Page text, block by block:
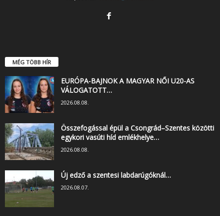
MÉG TÖBB HÍR
EURÓPA-BAJNOK A MAGYAR NŐI U20-AS
VÁLOGATOTT…
2026.08.08.
Összefogással épül a Csongrád–Szentes közötti
egykori vasúti híd emlékhelye…
2026.08.08.
Új edző a szentesi labdarúgóknál…
2026.08.07.